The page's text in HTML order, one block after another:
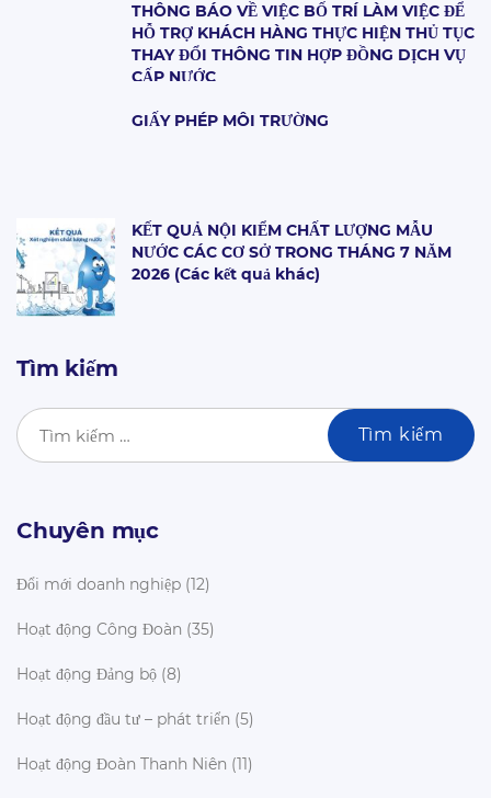
THÔNG BÁO VỀ VIỆC BỐ TRÍ LÀM VIỆC ĐỂ
HỖ TRỢ KHÁCH HÀNG THỰC HIỆN THỦ TỤC
THAY ĐỔI THÔNG TIN HỢP ĐỒNG DỊCH VỤ
CẤP NƯỚC
GIẤY PHÉP MÔI TRƯỜNG
KẾT QUẢ NỘI KIỂM CHẤT LƯỢNG MẪU
NƯỚC CÁC CƠ SỞ TRONG THÁNG 7 NĂM
2026 (Các kết quả khác)
Tìm kiếm
Chuyên mục
Đổi mới doanh nghiệp (12)
Hoạt động Công Đoàn (35)
Hoạt động Đảng bộ (8)
Hoạt động đầu tư – phát triển (5)
Hoạt động Đoàn Thanh Niên (11)